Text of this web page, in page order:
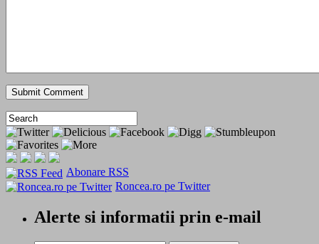
Abonare RSS
Roncea.ro pe Twitter
Alerte si informatii prin e-mail